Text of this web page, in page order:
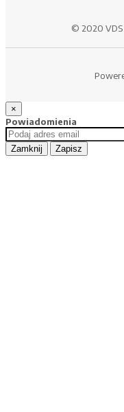
© 2020 VDS
×
Powiadomienia
Zamknij Zapisz